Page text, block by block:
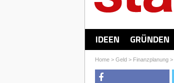
IDEEN GRÜNDEN
Home> Geld> Finanzplanung>